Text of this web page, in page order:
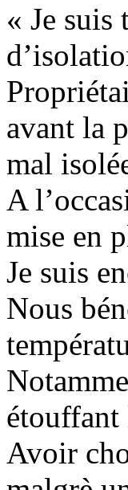
« Je suis
avant la
mal
A
mise en
Je suis
Nous
étouffant
Avoir